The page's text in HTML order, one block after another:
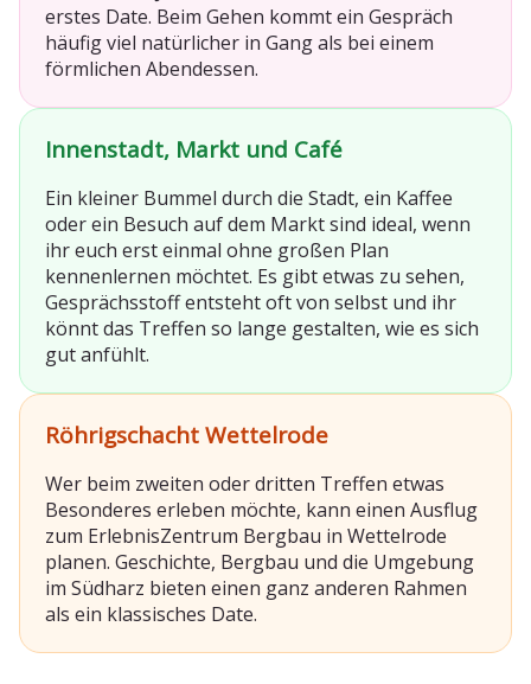
erstes Date. Beim Gehen kommt ein Gespräch
häufig viel natürlicher in Gang als bei einem
förmlichen Abendessen.
Innenstadt, Markt und Café
Ein kleiner Bummel durch die Stadt, ein Kaffee
oder ein Besuch auf dem Markt sind ideal, wenn
ihr euch erst einmal ohne großen Plan
kennenlernen möchtet. Es gibt etwas zu sehen,
Gesprächsstoff entsteht oft von selbst und ihr
könnt das Treffen so lange gestalten, wie es sich
gut anfühlt.
Röhrigschacht Wettelrode
Wer beim zweiten oder dritten Treffen etwas
Besonderes erleben möchte, kann einen Ausflug
zum ErlebnisZentrum Bergbau in Wettelrode
planen. Geschichte, Bergbau und die Umgebung
im Südharz bieten einen ganz anderen Rahmen
als ein klassisches Date.